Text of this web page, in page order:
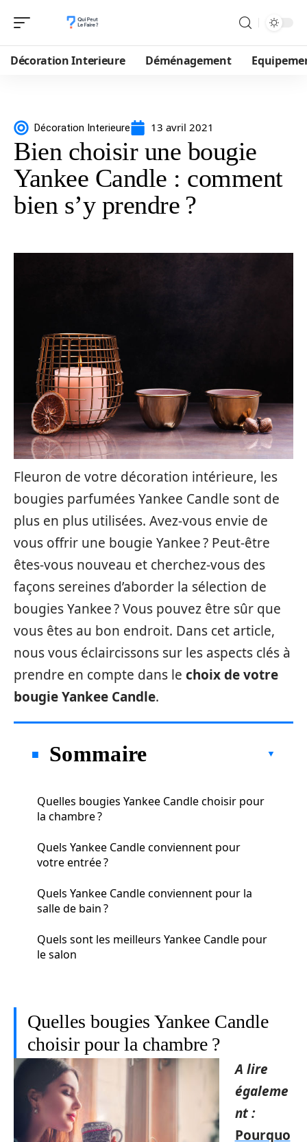
Décoration Interieure Déménagement
Décoration Interieure 13 avril 2021
Bien choisir une bougie
Yankee Candle : comment
bien s’y prendre ?
Fleuron de votre décoration intérieure, les
bougies parfumées Yankee Candle sont de
plus en plus utilisées. Avez-vous envie de
vous offrir une bougie Yankee ? Peut-être
êtes-vous nouveau et cherchez-vous des
façons sereines d’aborder la sélection de
bougies Yankee ? Vous pouvez être sûr que
vous êtes au bon endroit. Dans cet article,
nous vous éclaircissons sur les aspects clés à
prendre en compte dans le choix de votre
bougie Yankee Candle.
Sommaire
Quelles bougies Yankee Candle choisir pour
la chambre ?
Quels Yankee Candle conviennent pour
votre entrée ?
Quels Yankee Candle conviennent pour la
salle de bain ?
Quels sont les meilleurs Yankee Candle pour
le salon
Quelles bougies Yankee Candle
choisir pour la chambre ?
A lire
égaleme
nt :
Pourquo